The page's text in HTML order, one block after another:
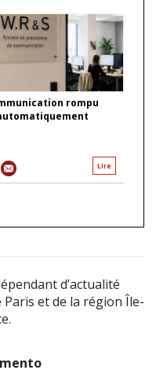
rompu
Lire
d’actualité
et de la région Île-